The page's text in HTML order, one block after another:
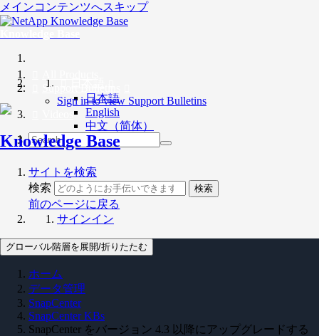
メインコンテンツへスキップ
日本語
English
中文（简体）
Support Bulletins
Sign in to view Support Bulletins
Knowledge Base
サイトを検索
検索
検索
前のページに戻る
サインイン
グローバル階層を展開/折りたたむ
ホーム
データ管理
SnapCenter
SnapCenter KBs
SnapCenter をバージョン 4.3 以降にアップグレードする